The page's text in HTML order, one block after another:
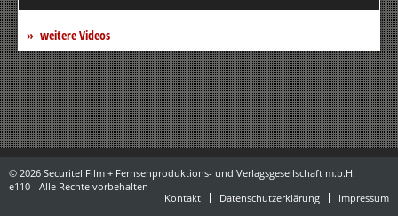
weitere Videos
© 2026 Securitel Film + Fernsehproduktions- und Verlagsgesellschaft m.b.H.
e110 - Alle Rechte vorbehalten
Kontakt
Datenschutzerklärung Impressum